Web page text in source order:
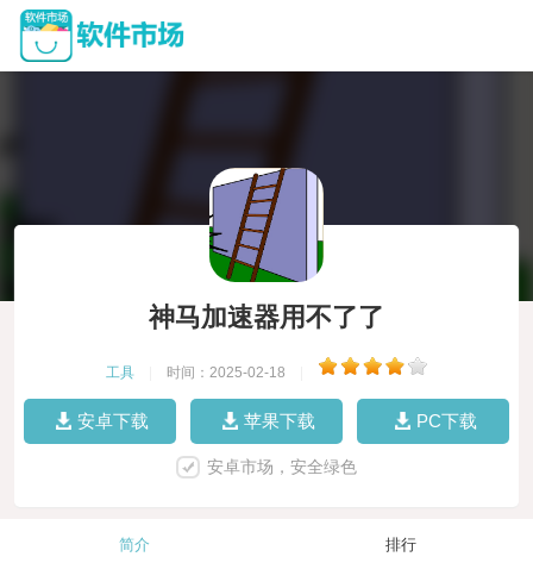
神马加速器用不了了
工具 时间：2025-02-18
安卓下载 苹果下载 PC下载
安卓市场，安全绿色
简介 排行